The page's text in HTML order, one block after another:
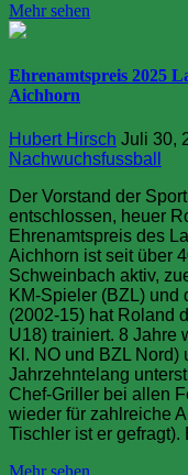
Mehr sehen
Ehrenamtspreis 2025
Aichhorn
Hubert Hirsch Juli 30,
Nachwuchsfussball
Der Vorstand der
entschlossen, heuer
Ehrenamtspreis des
Aichhorn ist seit über
Schweinbach aktiv,
KM-Spieler (BZL) und
(2002-15) hat Roland
U18) trainiert. 8 Jahre
Kl. NO und BZL Nord)
Jahrzehntelang
Chef-Griller bei allen
wieder für zahlreiche
Tischler ist er gefragt).
Mehr sehen